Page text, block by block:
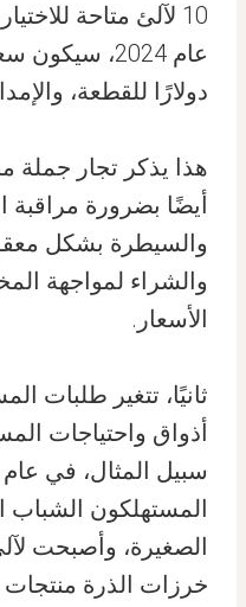
10 لآلئ متاحة
دولارًا للقطعة،
هذا يذكر تجار جملة
أيضًا بضرورة
والسيطرة بشكل
والشراء لمواجهة
الأسعار.
ثانيًا، تتغير طلبات
أذواق واحتياجات
المستهلكون الشباب
الصغيرة، وأصبحت
خرزات الذرة